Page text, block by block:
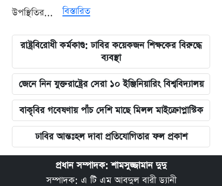
উপস্থিতির...
বিস্তারিত
রাষ্ট্রবিরোধী কর্মকাণ্ড: ঢাবির কয়েকজন শিক্ষকের বিরুদ্ধে
ব্যবস্থা
জেনে নিন যুক্তরাষ্ট্রের সেরা ১০ ইঞ্জিনিয়ারিং বিশ্ববিদ্যালয়
বাকৃবির গবেষণায় পাঁচ দেশি মাছে মিলল মাইক্রোপ্লাস্টিক
ঢাবির আন্তঃহল দাবা প্রতিযোগিতার ফল প্রকাশ
প্রধান সম্পাদক: শামসুজ্জামান দুদু
সম্পাদক: এ টি এম আবদুল বারী ড্যানী